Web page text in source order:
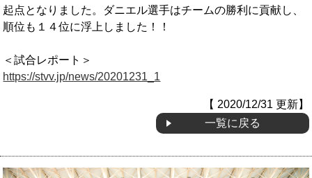
グラウンド・施設紹介
応援グッズご案内
起点となりました。ダニエル選手はチームの勝利に貢献し、
順位も１４位に浮上しました！！
＜試合レポート＞
https://stvv.jp/news/20201231_1
【 2020/12/31 更新】
一覧に戻る